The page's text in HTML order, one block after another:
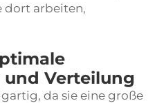
dort arbeiten,
Verteilung
da sie eine große